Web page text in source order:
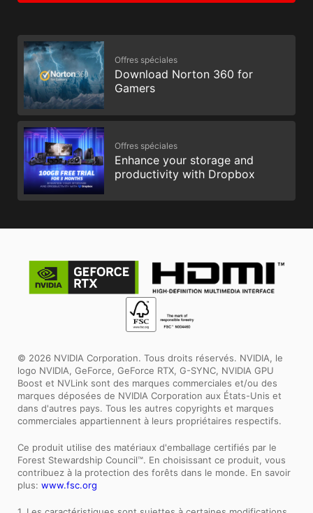
Offres spéciales
Download Norton 360 for
Gamers
Offres spéciales
Enhance your storage and
productivity with Dropbox
© 2026 NVIDIA Corporation. Tous droits réservés. NVIDIA, le
logo NVIDIA, GeForce, GeForce RTX, G-SYNC, NVIDIA GPU
Boost et NVLink sont des marques commerciales et/ou des
marques déposées de NVIDIA Corporation aux États-Unis et
dans d'autres pays. Tous les autres copyrights et marques
commerciales appartiennent à leurs propriétaires respectifs.
Ce produit utilise des matériaux d'emballage certifiés par le
Forest Stewardship Council™. En choisissant ce produit, vous
contribuez à la protection des forêts dans le monde. En savoir
plus: www.fsc.org